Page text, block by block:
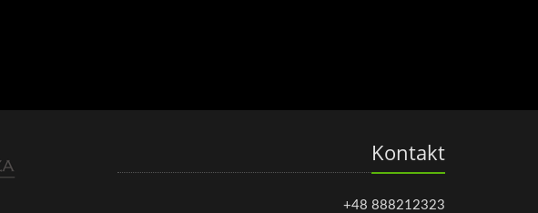
Kontakt
+48 888212323